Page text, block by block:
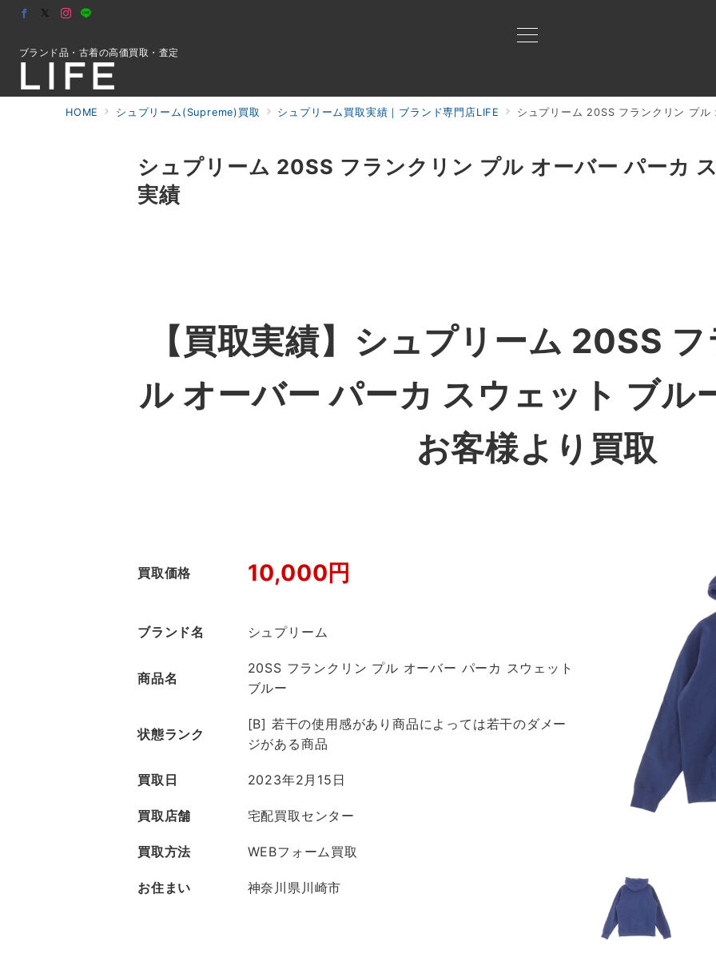
ブランド品・古着の高価買取・査定
HOME シュプリーム(Supreme)買取 シュプリーム買取実績｜ブランド専門店LIFE シュプリーム 20SS フランクリン プ
シュプリーム 20SS フランクリン プル オーバー パーカ
実績
【買取実績】シュプリーム 20SS
ル オーバー パーカ スウェット ブル
お客様より買取
買取価格 10,000円
ブランド名 シュプリーム
商品名
20SS フランクリン プル オーバー パーカ スウェット
ブルー
状態ランク
[B] 若干の使用感があり商品によっては若干のダメー
ジがある商品
買取日 2023年2月15日
買取店舗 宅配買取センター
買取方法 WEBフォーム買取
お住まい 神奈川県川崎市